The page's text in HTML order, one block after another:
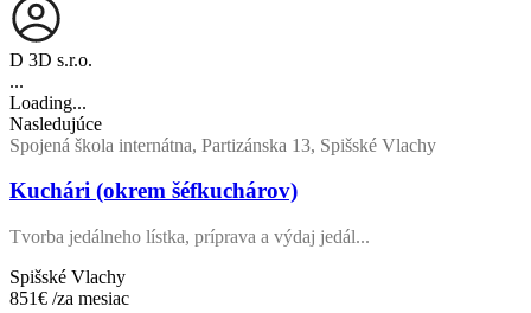
D 3D s.r.o.
...
Loading...
Nasledujúce
Spojená škola internátna, Partizánska 13, Spišské Vlachy
Kuchári (okrem šéfkuchárov)
Tvorba jedálneho lístka, príprava a výdaj jedál...
Spišské Vlachy
851€ /za mesiac